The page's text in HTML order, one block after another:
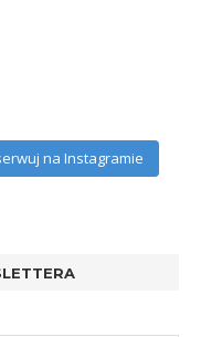
na Instagramie